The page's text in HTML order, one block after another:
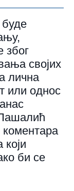
због
својих
лична
или однос
би се